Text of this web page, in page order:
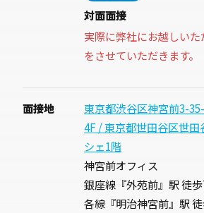
対面面接
実際に弊社にお越しい
をさせていただきます。
面接地
東京都渋谷区神宮前3-
4F / 東京都世田谷区世
シェ1階
神宮前オフィス
銀座線『外苑前』駅 徒
各線『明治神宮前』駅